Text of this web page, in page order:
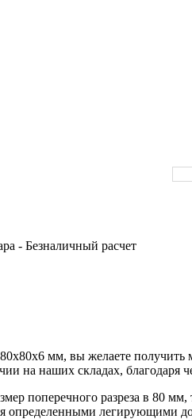
сталь
латунные
чугунные
- Безналичный расчет
мм, вы желаете
на наших складах,
поперечного разреза в 80
определенными легирующими